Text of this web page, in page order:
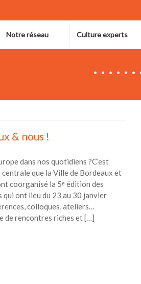
Notre réseau Culture experts
& nous !
dans nos quotidiens ?C’est
que la Ville de Bordeaux et
coorganisé la 5ᵉ édition des
qui ont lieu du 23 au 30 janvier
colloques, ateliers…
de rencontres riches et […]